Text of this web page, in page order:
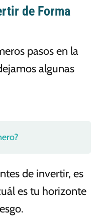
de Forma
pasos en la
algunas
de invertir, es
es tu horizonte